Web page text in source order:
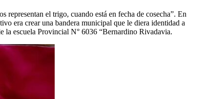
representan el trigo, cuando está en fecha de cosecha”. En
era crear una bandera municipal que le diera identidad a
la escuela Provincial N° 6036 “Bernardino Rivadavia.